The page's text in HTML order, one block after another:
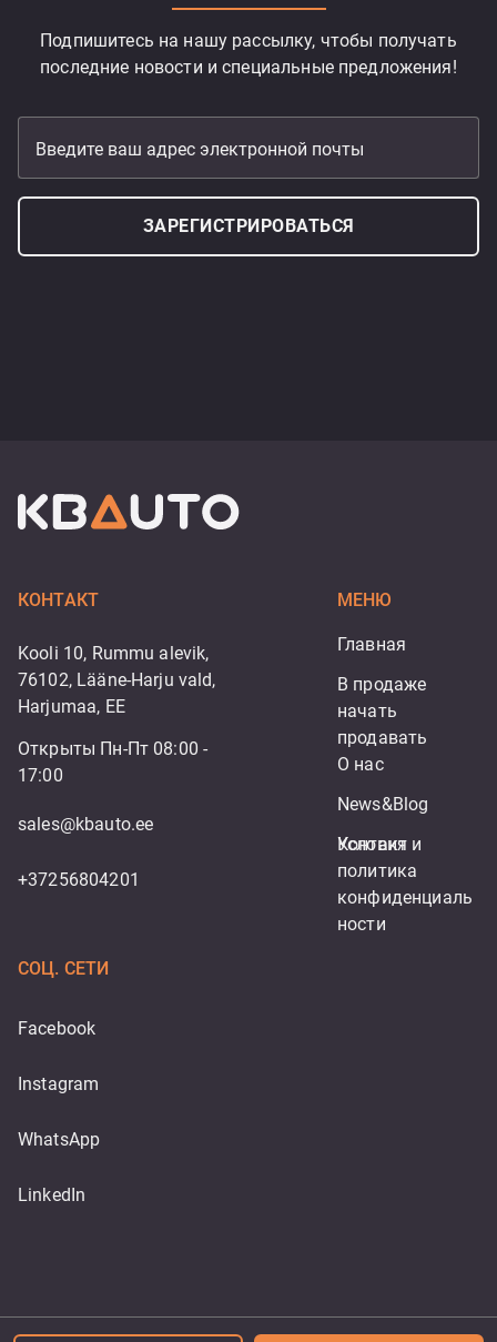
Подпишитесь на нашу рассылку, чтобы получать
последние новости и специальные предложения!
Введите ваш адрес электронной почты
ЗАРЕГИСТРИРОВАТЬСЯ
КОНТАКТ
Kooli 10, Rummu alevik,
76102, Lääne-Harju vald,
Harjumaa, EE
Открыты Пн-Пт 08:00 -
17:00
sales@kbauto.ee
+37256804201
МЕНЮ
Главная
В продаже
начать
продавать
О нас
News&Blog
Контакт
Условия и
политика
конфиденциаль
ности
СОЦ. СЕТИ
Facebook
Instagram
WhatsApp
LinkedIn
Powered by